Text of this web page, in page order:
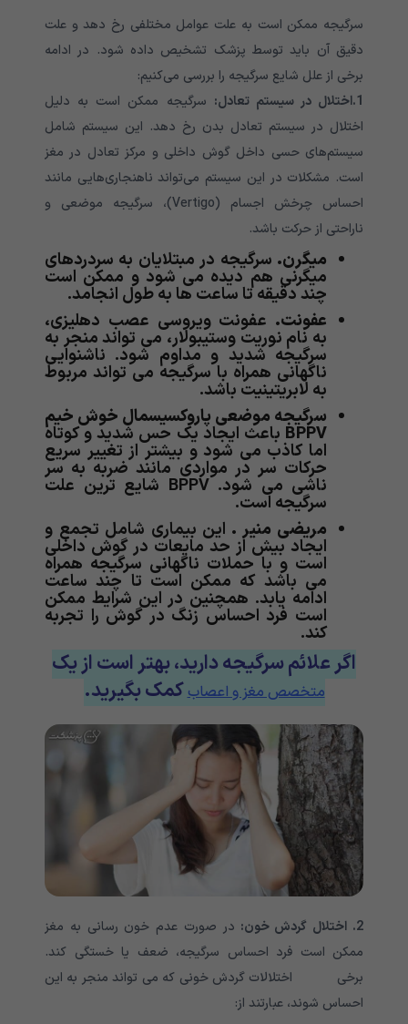
سرگیجه ممکن است به علت عوامل مختلفی رخ دهد و علت
دقیق آن باید توسط پزشک تشخیص داده شود. در ادامه
برخی از علل شایع سرگیجه را بررسی می‌کنیم:
1.اختلال در سیستم تعادل:
سرگیجه ممکن است به دلیل
اختلال در سیستم تعادل بدن رخ دهد. این سیستم شامل
سیستم‌های حسی داخل گوش داخلی و مرکز تعادل در مغز
است. مشکلات در این سیستم می‌تواند ناهنجاری‌هایی مانند
احساس چرخش اجسام (Vertigo)، سرگیجه موضعی و
ناراحتی از حرکت باشد.
میگرن. سرگیجه در مبتلایان به سردردهای
میگرنی هم دیده می شود و ممکن است
چند دقیقه تا ساعت ها به طول انجامد.
عفونت. عفونت ویروسی عصب دهلیزی،
به نام نوریت وستیبولار، می تواند منجر به
سرگیجه شدید و مداوم شود. ناشنوایی
ناگهانی همراه با سرگیجه می تواند مربوط
به لابریتینیت باشد.
سرگیجه موضعی پاروکسیسمال خوش خیم
BPPV باعث ایجاد یک حس شدید و کوتاه
اما کاذب می شود و بیشتر از تغییر سریع
حرکات سر در مواردی مانند ضربه به سر
ناشی می شود. BPPV شایع ترین علت
سرگیجه است.
مریضی منیر . این بیماری شامل تجمع و
ایجاد بیش از حد مایعات در گوش داخلی
است و با حملات ناگهانی سرگیجه همراه
می باشد که ممکن است تا چند ساعت
ادامه یابد. همچنین در این شرایط ممکن
است فرد احساس زنگ در گوش را تجربه
کند.
اگر علائم سرگیجه دارید، بهتر است از یک
متخصص مغز و اعصابکمک بگیرید.
2. اختلال گردش خون:
در صورت عدم خون رسانی به مغز
ممکن است فرد احساس سرگیجه، ضعف یا خستگی کند.
برخی اختلالات گردش خونی که می تواند منجر به این
احساس شوند، عبارتند از: